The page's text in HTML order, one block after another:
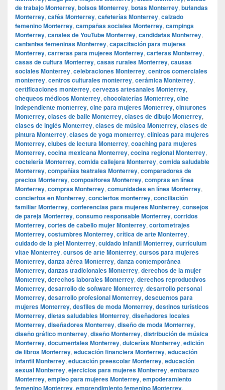
de trabajo Monterrey, bolsos Monterrey, botas Monterrey, bufandas
Monterrey, cafés Monterrey, cafeterías Monterrey, calzado
femenino Monterrey, campañas sociales Monterrey, campings
Monterrey, canales de YouTube Monterrey, candidatas Monterrey,
cantantes femeninas Monterrey, capacitación para mujeres
Monterrey, carreras para mujeres Monterrey, carteras Monterrey,
casas de cultura Monterrey, casas rurales Monterrey, causas
sociales Monterrey, celebraciones Monterrey, centros comerciales
monterrey, centros culturales monterrey, cerámica Monterrey,
certificaciones monterrey, cervezas artesanales Monterrey,
chequeos médicos Monterrey, chocolaterías Monterrey, cine
independiente monterrey, cine para mujeres Monterrey, cinturones
Monterrey, clases de baile Monterrey, clases de dibujo Monterrey,
clases de inglés Monterrey, clases de música Monterrey, clases de
pintura Monterrey, clases de yoga monterrey, clínicas para mujeres
Monterrey, clubes de lectura Monterrey, coaching para mujeres
Monterrey, cocina mexicana Monterrey, cocina regional Monterrey,
coctelería Monterrey, comida callejera Monterrey, comida saludable
Monterrey, compañías teatrales Monterrey, comparadores de
precios Monterrey, compositores Monterrey, compras en línea
Monterrey, compras Monterrey, comunidades en línea Monterrey,
conciertos en Monterrey, conciertos monterrey, conciliación
familiar Monterrey, conferencias para mujeres Monterrey, consejos
de pareja Monterrey, consumo responsable Monterrey, corridos
Monterrey, cortes de cabello mujer Monterrey, cortometrajes
Monterrey, costumbres Monterrey, crítica de arte Monterrey,
cuidado de la piel Monterrey, cuidado infantil Monterrey, currículum
vitae Monterrey, cursos de arte Monterrey, cursos para mujeres
Monterrey, danza aérea Monterrey, danza contemporánea
Monterrey, danzas tradicionales Monterrey, derechos de la mujer
Monterrey, derechos laborales Monterrey, derechos reproductivos
Monterrey, desarrollo de software Monterrey, desarrollo personal
Monterrey, desarrollo profesional Monterrey, descuentos para
mujeres Monterrey, desfiles de moda Monterrey, destinos turísticos
Monterrey, dietas saludables Monterrey, diseñadores locales
Monterrey, diseñadores Monterrey, diseño de moda Monterrey,
diseño gráfico monterrey, diseño Monterrey, distribución de música
Monterrey, documentales Monterrey, dulcerías Monterrey, edición
de libros Monterrey, educación financiera Monterrey, educación
infantil Monterrey, educación preescolar Monterrey, educación
sexual Monterrey, ejercicios para mujeres Monterrey, embarazo
Monterrey, empleo para mujeres Monterrey, empoderamiento
femenino Monterrey, emprendimiento femenino Monterrey,